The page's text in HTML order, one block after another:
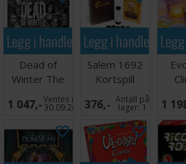
Legg i handlekurven
Dead of
Winter The
Long Night
Brettspill
1 047,-Ventes inn
30.09.2026
Legg i handlekurven
Salem 1692
Kortspill
376,- Antall på
lager:1 1